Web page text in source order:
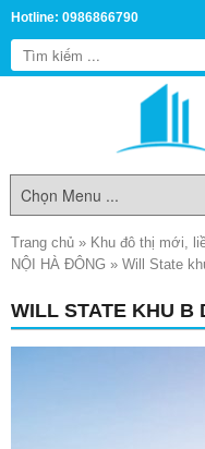
Hotline: 0986866790
Trang chủ » Khu đô thị mới,
NỘI HÀ ĐÔNG » Will State
WILL STATE KHU B